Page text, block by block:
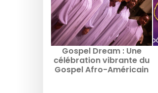
Gospel Dream : Une
célébration vibrante du
Gospel Afro-Américain